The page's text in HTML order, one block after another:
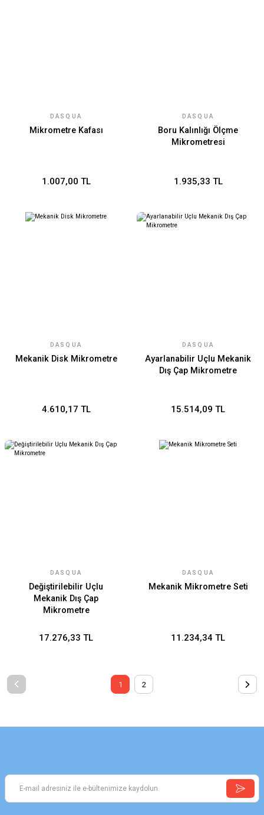
DASQUA
Mikrometre Kafası
1.007,00 TL
DASQUA
Boru Kalınlığı Ölçme
Mikrometresi
1.935,33 TL
DASQUA
Mekanik Disk Mikrometre
4.610,17 TL
DASQUA
Ayarlanabilir Uçlu Mekanik
Dış Çap Mikrometre
15.514,09 TL
DASQUA
Değiştirilebilir Uçlu
Mekanik Dış Çap
Mikrometre
17.276,33 TL
DASQUA
Mekanik Mikrometre Seti
11.234,34 TL
1 2